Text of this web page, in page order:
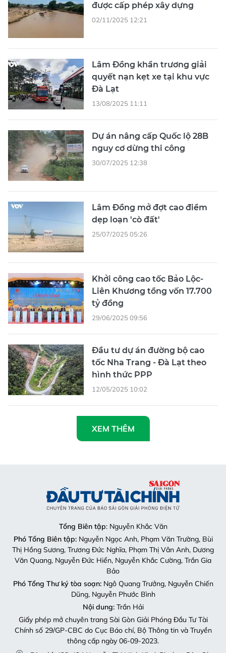
được cấp phép xây dựng
02/11/2025 12:21
Lâm Đồng khẩn trương giải
quyết nạn kẹt xe tại khu vực
Đà Lạt
13/08/2025 11:11
Dự án nâng cấp Quốc lộ 28B
nguy cơ dừng thi công
30/07/2025 12:38
Lâm Đồng mở đợt cao điểm
dẹp loạn 'cò đất'
25/07/2025 05:26
Khởi công cao tốc Bảo Lộc-
Liên Khương tổng vốn 17.700
tỷ đồng
29/06/2025 09:56
Đầu tư dự án đường bộ cao
tốc Nha Trang - Đà Lạt theo
hình thức PPP
12/05/2025 10:02
XEM THÊM
Tổng Biên tập: Nguyễn Khắc Văn
Phó Tổng Biên tập:Nguyễn Ngọc Anh, Phạm Văn Trường, Bùi
Thị Hồng Sương, Trương Đức Nghĩa, Phạm Thị Vân Anh, Dương
Văn Quang, Nguyễn Đức Hiển, Nguyễn Khắc Cường, Trần Gia
Bảo
Phó Tổng Thư ký tòa soạn:Ngô Quang Trưởng, Nguyễn Chiến
Dũng, Nguyễn Phước Bình
Nội dung:Trần Hải
Giấy phép mở chuyên trang Sài Gòn Giải Phóng Đầu Tư Tài
Chính số 29/GP-CBC do Cục Báo chí, Bộ Thông tin và Truyền
thông cấp ngày 06-09-2023.